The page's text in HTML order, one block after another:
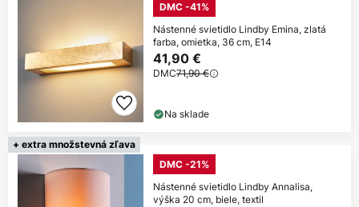
DMC -41%
Nástenné svietidlo Lindby Emina, zlatá
farba, omietka, 36 cm, E14
41,90 €
DMC71,90 €
Na sklade
+ extra množstevná zľava
DMC -21%
Nástenné svietidlo Lindby Annalisa,
výška 20 cm, biele, textil